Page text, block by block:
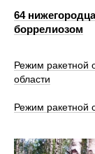
64
боррелиозом
Режим ракетной
области
Режим ракетной